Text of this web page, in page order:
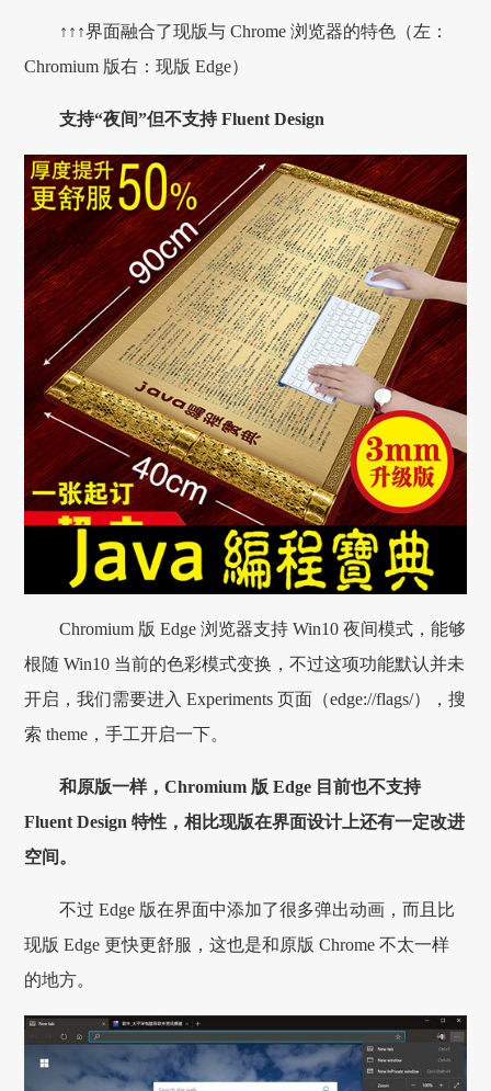
↑↑↑界面融合了现版与 Chrome 浏览器的特色（左：
Chromium 版右：现版 Edge）
支持“夜间”但不支持 Fluent Design
Chromium 版 Edge 浏览器支持 Win10 夜间模式，能够
根随 Win10 当前的色彩模式变换，不过这项功能默认并未
开启，我们需要进入 Experiments 页面（edge://flags/），搜
索 theme，手工开启一下。
和原版一样，Chromium 版 Edge 目前也不支持
Fluent Design 特性，相比现版在界面设计上还有一定改进
空间。
不过 Edge 版在界面中添加了很多弹出动画，而且比
现版 Edge 更快更舒服，这也是和原版 Chrome 不太一样
的地方。